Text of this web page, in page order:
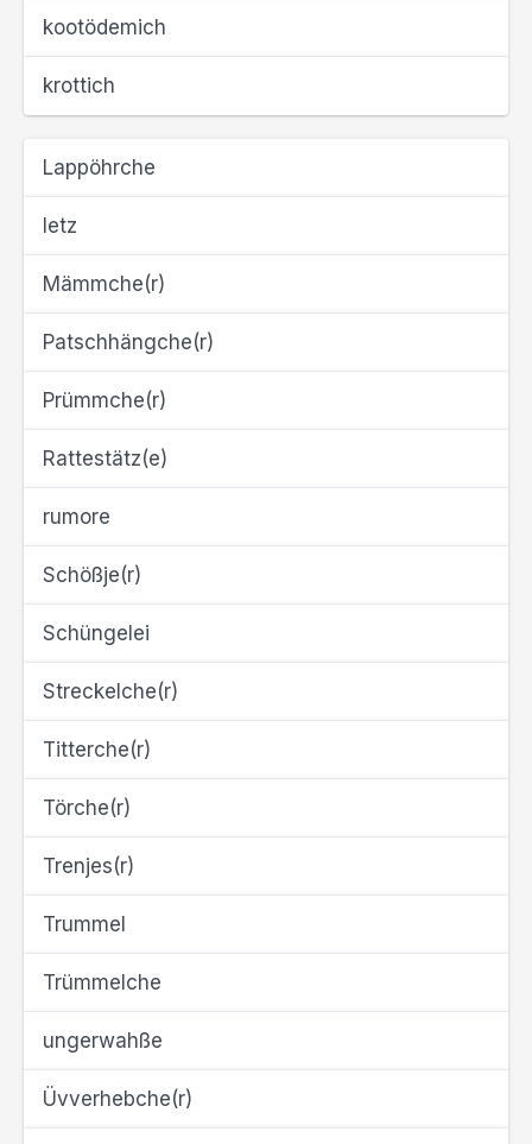
kootödemich
krottich
Lappöhrche
letz
Mämmche(r)
Patschhängche(r)
Prümmche(r)
Rattestätz(e)
rumore
Schößje(r)
Schüngelei
Streckelche(r)
Titterche(r)
Törche(r)
Trenjes(r)
Trummel
Trümmelche
ungerwahße
Üvverhebche(r)